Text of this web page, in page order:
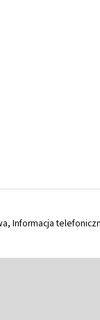
Informacja